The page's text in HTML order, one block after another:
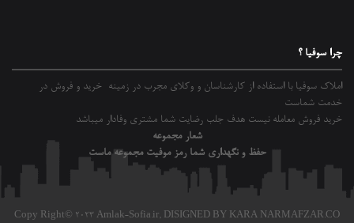
چرا سوفیا ؟
املاک سوفیا با استفاده از کارشناسان و وکلای مجرب در زمینه خرید و فروش در
خدمت شماست
خرید فروش معامله نیست هدف جلب رضایت شما مشتری وفادار میباشد
شعار مجموعه
حفظ و نگهداری شما رمز موفیت مجموعه ماست
Copy Right© 2023 Amlak-Sofia.ir, DISIGNED BY KARA NARMAFZAR.CO